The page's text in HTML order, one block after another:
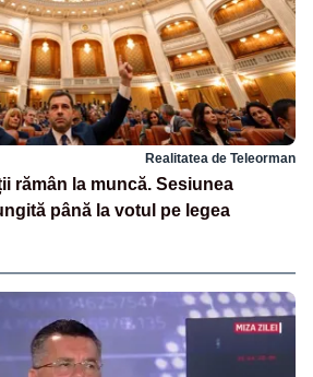
Realitatea de Teleorman
rămân la muncă. Sesiunea
până la votul pe legea